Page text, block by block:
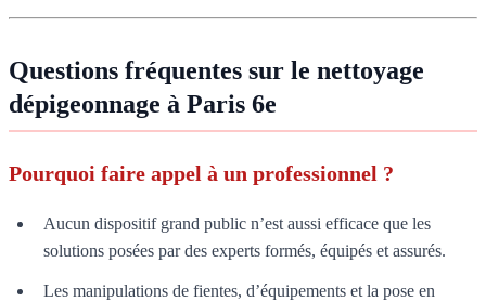
Questions fréquentes sur le nettoyage
dépigeonnage à Paris 6e
Pourquoi faire appel à un professionnel ?
Aucun dispositif grand public n’est aussi efficace que les
solutions posées par des experts formés, équipés et assurés.
Les manipulations de fientes, d’équipements et la pose en